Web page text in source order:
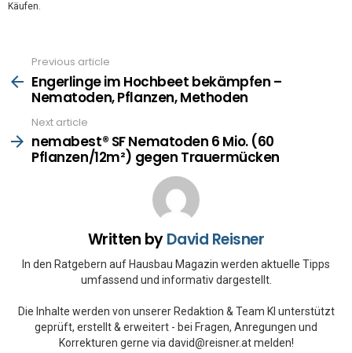
Käufen.
more
Previous article
Engerlinge im Hochbeet bekämpfen –
Nematoden, Pflanzen, Methoden
Next article
nemabest® SF Nematoden 6 Mio. (60
Pflanzen/12m²) gegen Trauermücken
Written byDavid Reisner
In den Ratgebern auf Hausbau Magazin werden aktuelle Tipps
umfassend und informativ dargestellt.
Die Inhalte werden von unserer Redaktion & Team KI unterstützt
geprüft, erstellt & erweitert - bei Fragen, Anregungen und
Korrekturen gerne via david@reisner.at melden!